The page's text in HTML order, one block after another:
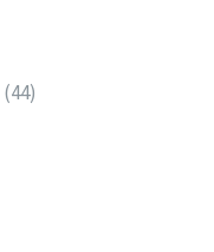
(44)